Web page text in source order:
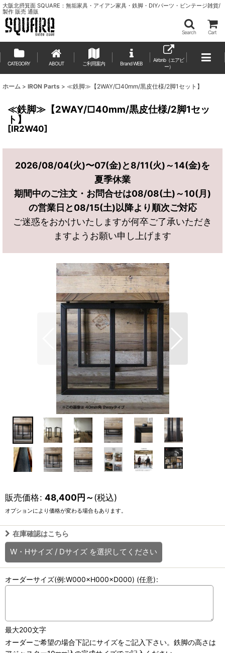
大阪北摂箕面 SQUARE：無垢家具・アイアン家具・鉄脚・DIYパーツ・ビンテージ雑貨/
製作 販売 通販
Search Cart
CATEGORY ABOUT ご利用案内
Airbnb（エアビ
ー）
ホーム > IRON Parts > ≪鉄脚≫【2WAY/□40mm/黒皮仕様/2脚1セット】
≪鉄脚≫【2WAY/□40mm/黒皮仕様/2脚1セッ
ト】
[IR2W40]
2026/08/04(火)〜07(金)と8/11(火)～14(金)を
夏季休業
期間中のご注文・お問合せは08/08(土)～10(月)
の営業日と08/15(土)以降より順次ご対応
ご迷惑をおかけいたしますが何卒ご了承いただき
ますようお願い申し上げます
販売価格: 48,400円～(税込)
オプションにより価格が変わる場合もあります。
在庫確認はこちら
W・Hサイズ / Dサイズ を選択してください
オーダーサイズ(例:W000×H000×D000) (任意):
最大200文字
オーダーご希望の場合下記にサイズをご記入下さい。鉄脚の高さは